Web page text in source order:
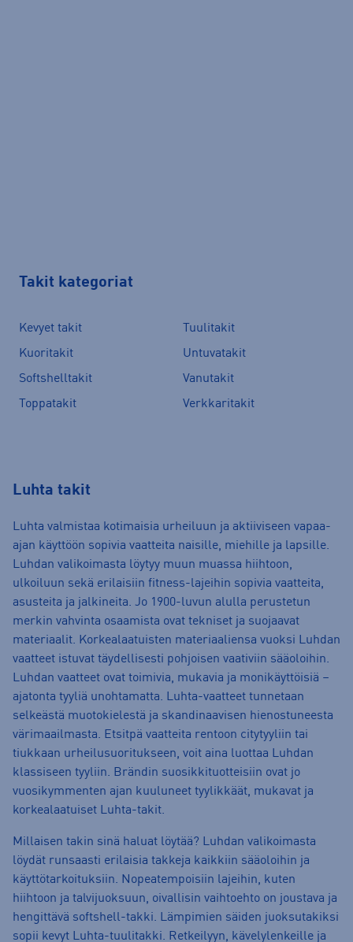
Takit kategoriat
Kevyet takit
Kuoritakit
Softshelltakit
Toppatakit
Tuulitakit
Untuvatakit
Vanutakit
Verkkaritakit
Luhta takit
Luhta valmistaa kotimaisia urheiluun ja aktiiviseen vapaa-
ajan käyttöön sopivia vaatteita naisille, miehille ja lapsille.
Luhdan valikoimasta löytyy muun muassa hiihtoon,
ulkoiluun sekä erilaisiin fitness-lajeihin sopivia vaatteita,
asusteita ja jalkineita. Jo 1900-luvun alulla perustetun
merkin vahvinta osaamista ovat tekniset ja suojaavat
materiaalit. Korkealaatuisten materiaaliensa vuoksi Luhdan
vaatteet istuvat täydellisesti pohjoisen vaativiin sääoloihin.
Luhdan vaatteet ovat toimivia, mukavia ja monikäyttöisiä –
ajatonta tyyliä unohtamatta. Luhta-vaatteet tunnetaan
selkeästä muotokielestä ja skandinaavisen hienostuneesta
värimaailmasta. Etsitpä vaatteita rentoon citytyyliin tai
tiukkaan urheilusuoritukseen, voit aina luottaa Luhdan
klassiseen tyyliin. Brändin suosikkituotteisiin ovat jo
vuosikymmenten ajan kuuluneet tyylikkäät, mukavat ja
korkealaatuiset Luhta-takit.
Millaisen takin sinä haluat löytää? Luhdan valikoimasta
löydät runsaasti erilaisia takkeja kaikkiin sääoloihin ja
käyttötarkoituksiin. Nopeatempoisiin lajeihin, kuten
hiihtoon ja talvijuoksuun, oivallisin vaihtoehto on joustava ja
hengittävä softshell-takki. Lämpimien säiden juoksutakiksi
sopii kevyt Luhta-tuulitakki. Retkeilyyn, kävelylenkeille ja